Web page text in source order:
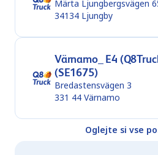
Märta Ljungbergsvägen
34134 Ljungby
Värnamo_ E4
(SE1675)
Bredastensvägen 3
331 44 Värnamo
Oglejte si vse